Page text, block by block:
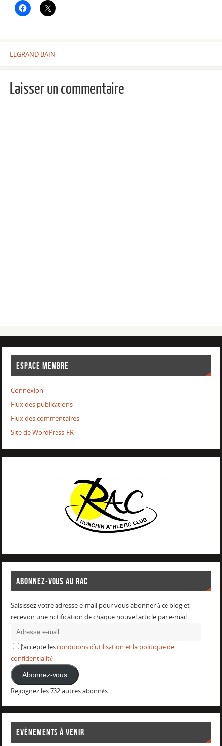
LEGRAND BAIN
Laisser un commentaire
ESPACE MEMBRE
Connexion
Flux des publications
Flux des commentaires
Site de WordPress-FR
ABONNEZ-VOUS AU RAC
Saisissez votre adresse e-mail pour vous abonner à ce blog et
recevoir une notification de chaque nouvel article par e-mail.
J’accepte lesconditions d’utilisation et la politique de
confidentialité
Abonnez-vous
Rejoignez les 732 autres abonnés
EVÈNEMENTS À VENIR